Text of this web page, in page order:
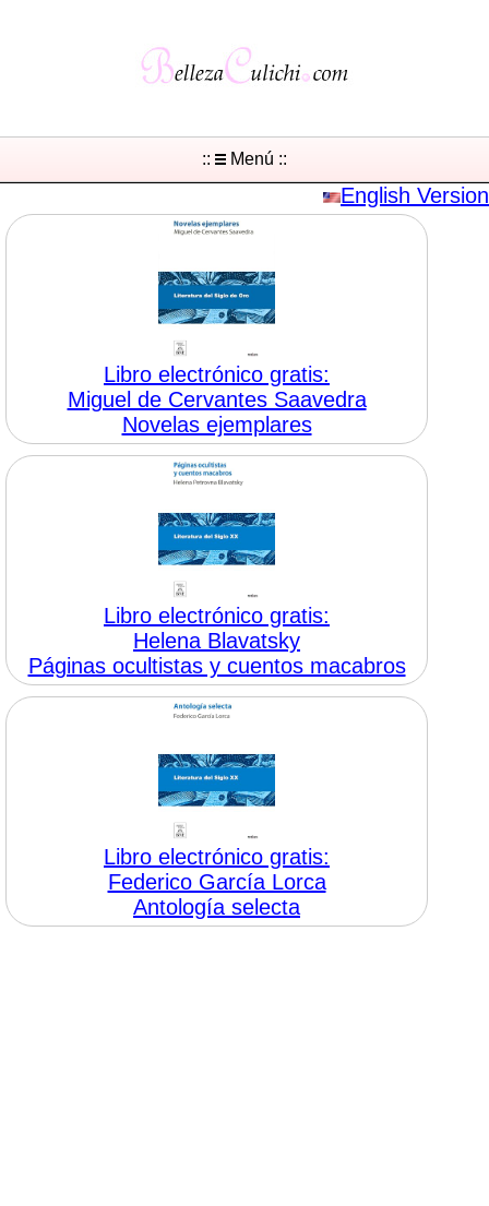
:: Menú ::
English Version
Libro electrónico gratis:
Miguel de Cervantes Saavedra
Novelas ejemplares
Libro electrónico gratis:
Helena Blavatsky
Páginas ocultistas y cuentos macabros
Libro electrónico gratis:
Federico García Lorca
Antología selecta